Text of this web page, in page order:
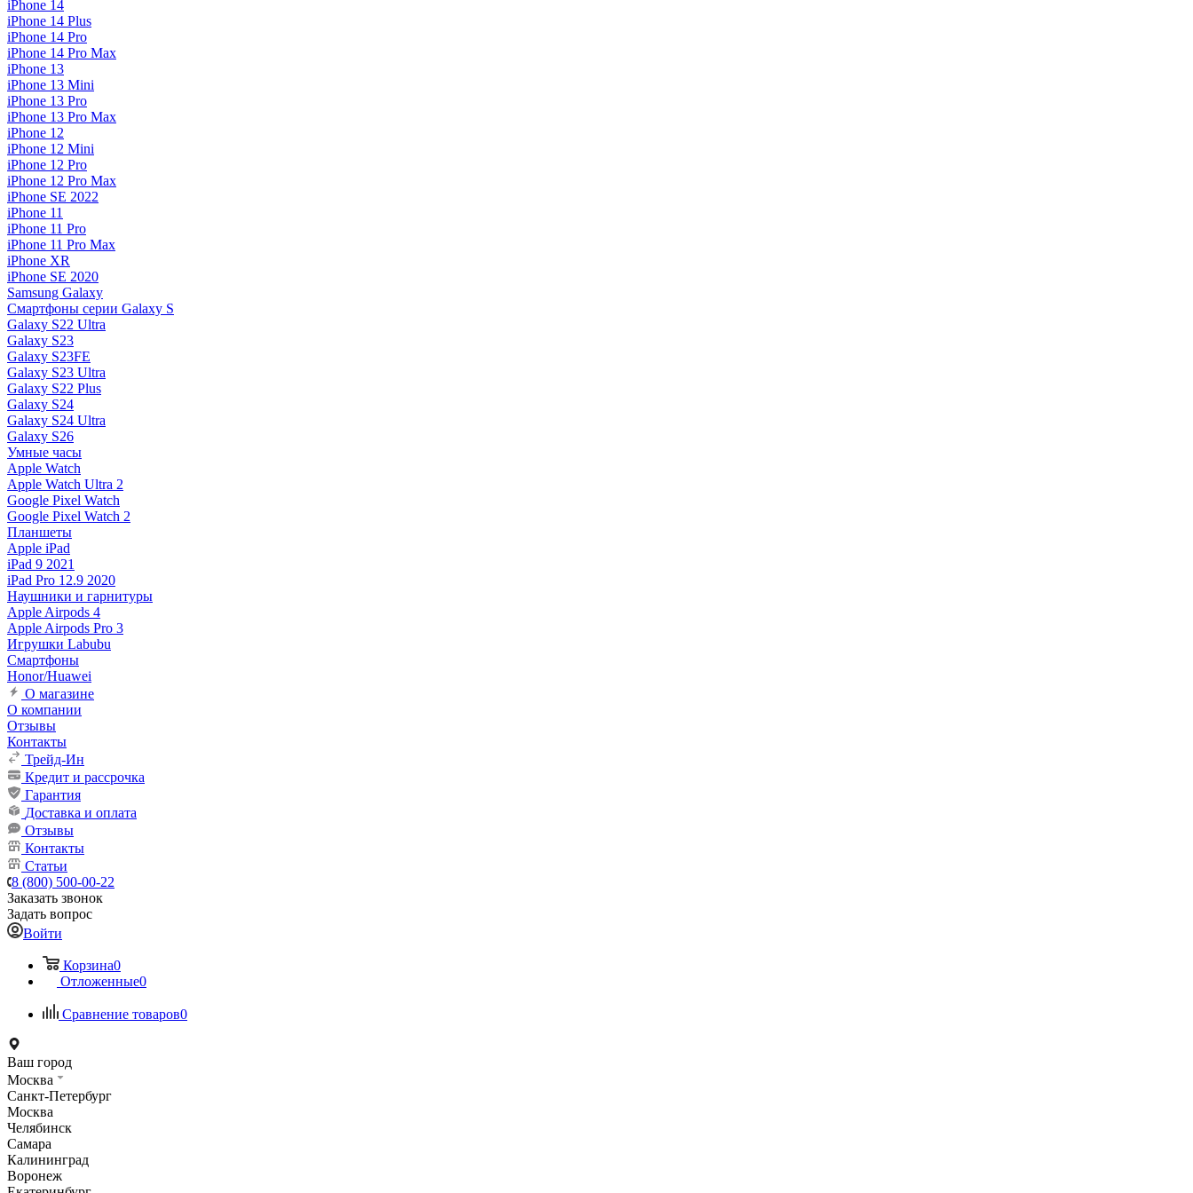
iPhone 14
iPhone 14 Plus
iPhone 14 Pro
iPhone 14 Pro Max
iPhone 13
iPhone 13 Mini
iPhone 13 Pro
iPhone 13 Pro Max
iPhone 12
iPhone 12 Mini
iPhone 12 Pro
iPhone 12 Pro Max
iPhone SE 2022
iPhone 11
iPhone 11 Pro
iPhone 11 Pro Max
iPhone XR
iPhone SE 2020
Samsung Galaxy
Смартфоны серии Galaxy S
Galaxy S22 Ultra
Galaxy S23
Galaxy S23FE
Galaxy S23 Ultra
Galaxy S22 Plus
Galaxy S24
Galaxy S24 Ultra
Galaxy S26
Умные часы
Apple Watch
Apple Watch Ultra 2
Google Pixel Watch
Google Pixel Watch 2
Планшеты
Apple iPad
iPad 9 2021
iPad Pro 12.9 2020
Наушники и гарнитуры
Apple Airpods 4
Apple Airpods Pro 3
Игрушки Labubu
Смартфоны
Honor/Huawei
О магазине
О компании
Отзывы
Контакты
Трейд-Ин
Кредит и рассрочка
Гарантия
Доставка и оплата
Отзывы
Контакты
Статьи
8 (800) 500-00-22
Заказать звонок
Задать вопрос
Войти
Корзина0
Отложенные0
Сравнение товаров0
Ваш город
Москва
Санкт-Петербург
Москва
Челябинск
Самара
Калининград
Воронеж